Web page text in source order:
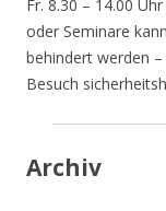
Fr. 8.30 – 14.00
oder Seminare
behindert werden
Besuch
Archiv